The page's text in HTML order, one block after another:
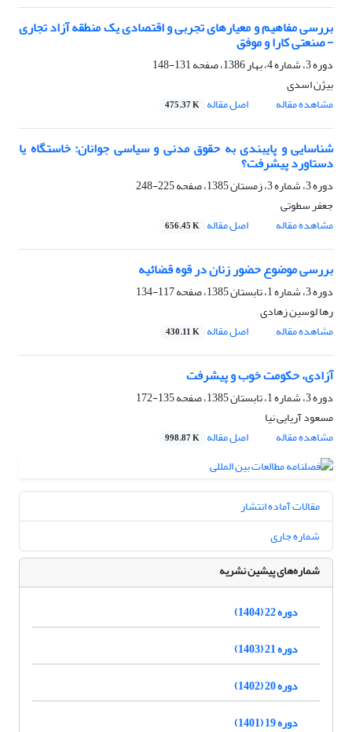
بررسی مفاهیم و معیارهای تجربی و اقتصادی یک منطقه آزاد تجاری
- صنعتی کارا و موفق
دوره 3، شماره 4، بهار 1386، صفحه
131-148
بیژن اسدی
مشاهده مقاله
اصل مقاله 475.37 K
شناسایی و پایبندی به حقوق مدنی و سیاسی جوانان: خاستگاه یا
دستاورد پیشرفت؟
دوره 3، شماره 3، زمستان 1385، صفحه
225-248
جعفر سطوتی
مشاهده مقاله
اصل مقاله 656.45 K
بررسی موضوع حضور زنان در قوه قضائیه
دوره 3، شماره 1، تابستان 1385، صفحه
117-134
رها لوسین زهادی
مشاهده مقاله
اصل مقاله 430.11 K
آزادی، حکومت خوب و پیشرفت
دوره 3، شماره 1، تابستان 1385، صفحه
135-172
مسعود آریایی نیا
مشاهده مقاله
اصل مقاله 998.87 K
مقالات آماده انتشار
شماره جاری
شماره‌های پیشین نشریه
دوره 22 (1404)
دوره 21 (1403)
دوره 20 (1402)
دوره 19 (1401)